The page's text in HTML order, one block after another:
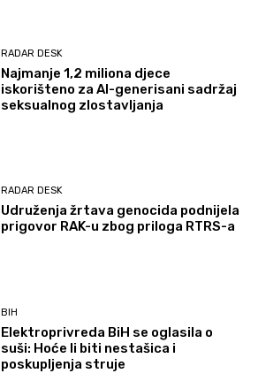
RADAR DESK
Najmanje 1,2 miliona djece
iskorišteno za AI-generisani sadržaj
seksualnog zlostavljanja
RADAR DESK
Udruženja žrtava genocida podnijela
prigovor RAK-u zbog priloga RTRS-a
BIH
Elektroprivreda BiH se oglasila o
suši: Hoće li biti nestašica i
poskupljenja struje